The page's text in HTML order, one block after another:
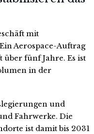
mit
Aerospace-Auftrag
fünf Jahre. Es ist
in der
und
Fahrwerke. Die
ist damit bis 2031